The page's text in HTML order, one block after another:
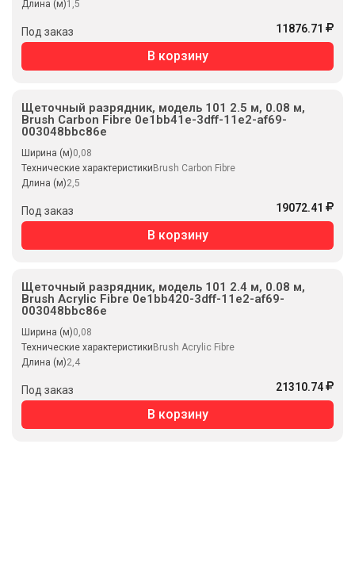
Длина (м)1,5
Под заказ 11876.71
В корзину
Щеточный разрядник, модель 101 2.5 м, 0.08 м,
Brush Carbon Fibre 0e1bb41e-3dff-11e2-af69-
003048bbc86e
Ширина (м)0,08
Технические характеристикиBrush Carbon Fibre
Длина (м)2,5
Под заказ 19072.41
В корзину
Щеточный разрядник, модель 101 2.4 м, 0.08 м,
Brush Acrylic Fibre 0e1bb420-3dff-11e2-af69-
003048bbc86e
Ширина (м)0,08
Технические характеристикиBrush Acrylic Fibre
Длина (м)2,4
Под заказ 21310.74
В корзину